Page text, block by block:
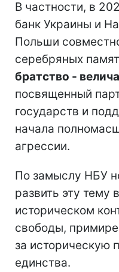
В частности, в
банк Украины и
Польши
серебряных
братство -
посвященный
государств и
начала
агрессии.
По замыслу НБУ
развить эту тему
историческом
свободы,
за историческую
единства.